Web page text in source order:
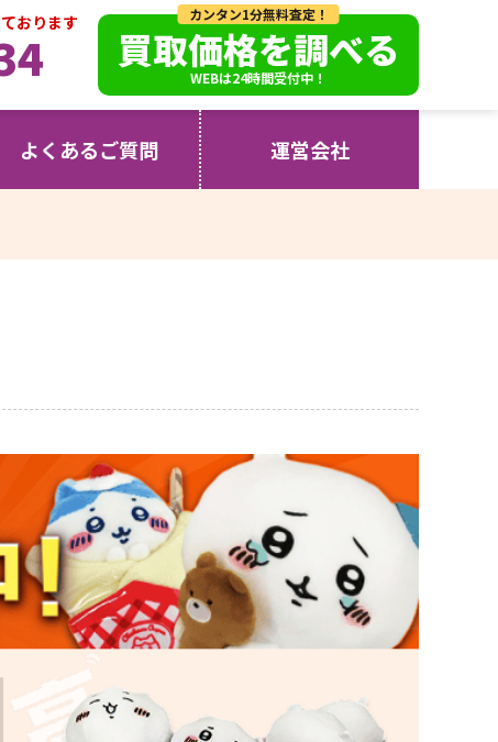
おります カンタン1分無料査定！
買取価格を調べる
WEBは24時間受付中！
よくあるご質問 運営会社